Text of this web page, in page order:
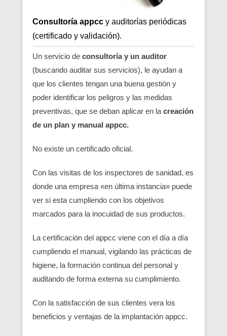
Consultoría appcc y auditorías periódicas
(certificado y validación).
Un servicio de consultoría y un auditor
(buscando auditar sus servicios), le ayudan a
que los clientes tengan una buena gestión y
poder identificar los peligros y las medidas
preventivas, que se deban aplicar en la creación
de un plan y manual appcc.
No existe un certificado oficial.
Con las visitas de los inspectores de sanidad, es
donde una empresa «en última instancia» puede
ver si esta cumpliendo con los objetivos
marcados para la inocuidad de sus productos.
La certificación del appcc viene con el día a día
cumpliendo el manual, vigilando las prácticas de
higiene, la formación continua del personal y
auditando de forma externa su cumplimiento.
Con la satisfacción de sus clientes vera los
beneficios y ventajas de la implantación appcc.